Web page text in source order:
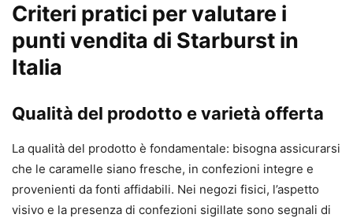
Criteri pratici per valutare i
punti vendita di Starburst in
Italia
Qualità del prodotto e varietà offerta
La qualità del prodotto è fondamentale: bisogna assicurarsi
che le caramelle siano fresche, in confezioni integre e
provenienti da fonti affidabili. Nei negozi fisici, l’aspetto
visivo e la presenza di confezioni sigillate sono segnali di